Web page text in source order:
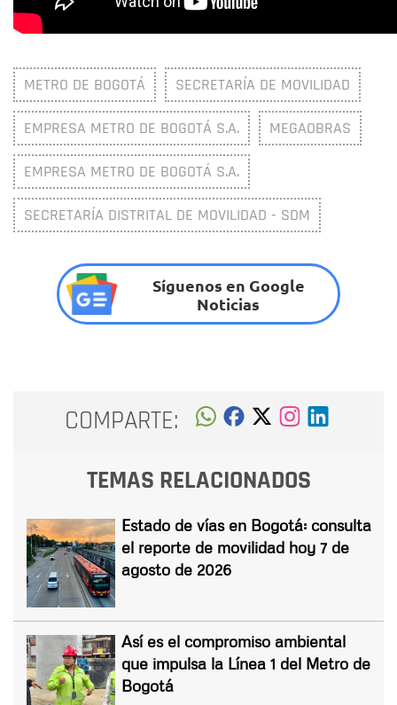
METRO DE BOGOTÁ SECRETARÍA DE MOVILIDAD
EMPRESA METRO DE BOGOTÁ S.A. MEGAOBRAS
EMPRESA METRO DE BOGOTÁ S.A.
SECRETARÍA DISTRITAL DE MOVILIDAD - SDM
Síguenos en Google
Noticias
COMPARTE:
TEMAS RELACIONADOS
Estado de vías en Bogotá: consulta
el reporte de movilidad hoy 7 de
agosto de 2026
Así es el compromiso ambiental
que impulsa la Línea 1 del Metro de
Bogotá